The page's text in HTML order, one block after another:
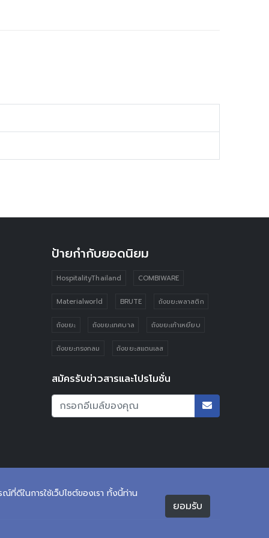
ดีในการใช้เว็ปไซต์ของเรา ทั้งนี้ท่าน
ยอมรับ
ป้ายกำกับยอดนิยม
HospitalityThailand COMBIWARE
Materialworld BRUTE ถังขยะพลาสติก
ถังขยะ ถังขยะเทศบาล ถังขยะเท้าเหยียบ
ถังขยะทรงกลม ถังขยะสแตนเลส
สมัครรับข่าวสารและโปรโมชั่น